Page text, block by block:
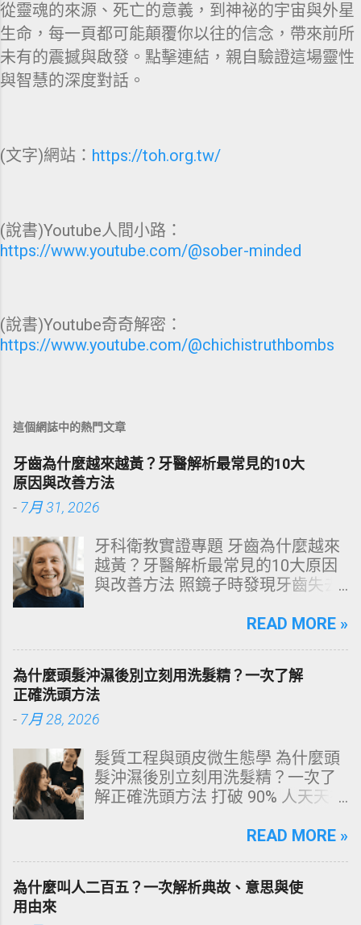
從靈魂的來源、死亡的意義，到神祕的宇宙與外星
生命，每一頁都可能顛覆你以往的信念，帶來前所
未有的震撼與啟發。點擊連結，親自驗證這場靈性
與智慧的深度對話。
(文字)網站： https://toh.org.tw/
(說書)Youtube人間小路：
https://www.youtube.com/@sober-minded
(說書)Youtube奇奇解密：
https://www.youtube.com/@chichistruthbombs
這個網誌中的熱門文章
牙齒為什麼越來越黃？牙醫解析最常見的10大
原因與改善方法
- 7月 31, 2026
牙科衛教實證專題 牙齒為什麼越來
越黃？牙醫解析最常見的10大原因
與改善方法 照鏡子時發現牙齒失去
文由專業牙科思維出發，深度剖析
源性染色成因，並提供精準有效的
改善與美白對策。 📋 文章快速導覽
目錄 一、 牙齒顏色的生物學本質：
琺瑯質與象牙質 二、 牙齒變黃的10
源性變色的自我檢視 四、 5大專業
牙醫美白療程評估與比較 五、 避坑
指南：破除3大網路美白偏方迷思
理策略 一、 牙齒顏色的生物學本
何泛黃，首先必須釐清牙齒的硬組
織構造。牙齒最外層是由高度鈣化
READ MORE »
為什麼頭髮沖濕後別立刻用洗髮精？一次了解
正確洗頭方法
- 7月 28, 2026
髮質工程與頭皮微生態學 為什麼頭
髮沖濕後別立刻用洗髮精？一次了
解正確洗頭方法 打破 90% 人天天在
構化思維，拆解頭皮清潔的物理與
康髮質。 💡 理性思維考題：你是否
天天洗頭，頭皮卻依然半天就出
READ MORE »
為什麼叫人二百五？一次解析典故、意思與使
用由來